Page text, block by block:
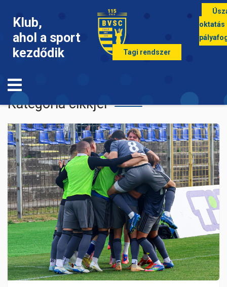
Klub,
ahol a sport
kezdődik
Tagi rendszer
oktatás
Labdarúgás
Kategória cikkjei